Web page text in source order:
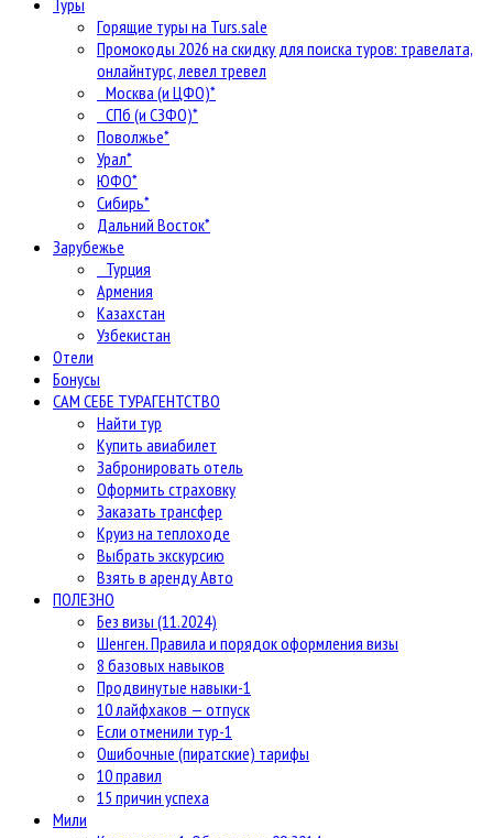
Горящие туры на Turs.sale
Промокоды 2026 на скидку для поиска туров: травелата,
онлайнтурс, левел тревел
Москва (и ЦФО)*
СПб (и СЗФО)*
Поволжье*
Урал*
ЮФО*
Сибирь*
Дальний Восток*
Зарубежье
Турция
Армения
Казахстан
Узбекистан
Отели
Бонусы
САМ СЕБЕ ТУРАГЕНТСТВО
Найти тур
Купить авиабилет
Забронировать отель
Оформить страховку
Заказать трансфер
Круиз на теплоходе
Выбрать экскурсию
Взять в аренду Авто
ПОЛЕЗНО
Без визы (11.2024)
Шенген. Правила и порядок оформления визы
8 базовых навыков
Продвинутые навыки-1
10 лайфхаков — отпуск
Если отменили тур-1
Ошибочные (пиратские) тарифы
10 правил
15 причин успеха
Мили